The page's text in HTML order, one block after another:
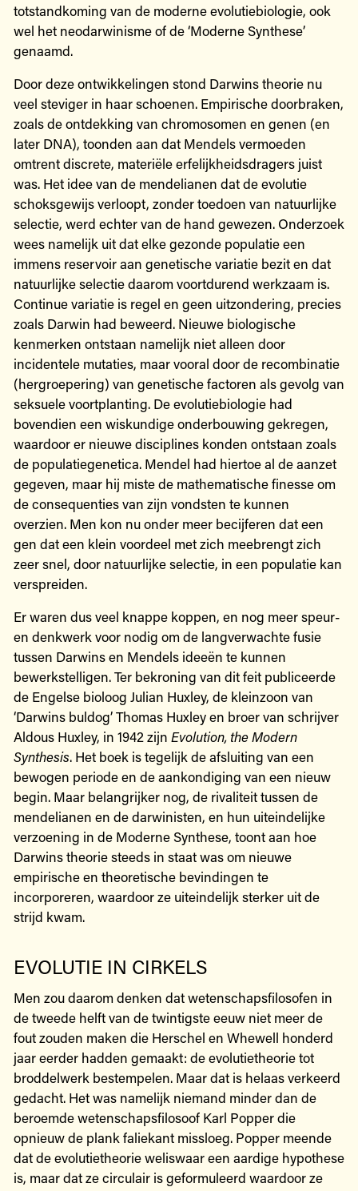
totstandkoming van de moderne evolutiebiologie, ook
wel het neodarwinisme of de ‘Moderne Synthese’
genaamd.
Door deze ontwikkelingen stond Darwins theorie nu
veel steviger in haar schoenen. Empirische doorbraken,
zoals de ontdekking van chromosomen en genen (en
later DNA), toonden aan dat Mendels vermoeden
omtrent discrete, materiële erfelijkheidsdragers juist
was. Het idee van de mendelianen dat de evolutie
schoksgewijs verloopt, zonder toedoen van natuurlijke
selectie, werd echter van de hand gewezen. Onderzoek
wees namelijk uit dat elke gezonde populatie een
immens reservoir aan genetische variatie bezit en dat
natuurlijke selectie daarom voortdurend werkzaam is.
Continue variatie is regel en geen uitzondering, precies
zoals Darwin had beweerd. Nieuwe biologische
kenmerken ontstaan namelijk niet alleen door
incidentele mutaties, maar vooral door de recombinatie
(hergroepering) van genetische factoren als gevolg van
seksuele voortplanting. De evolutiebiologie had
bovendien een wiskundige onderbouwing gekregen,
waardoor er nieuwe disciplines konden ontstaan zoals
de populatiegenetica. Mendel had hiertoe al de aanzet
gegeven, maar hij miste de mathematische finesse om
de consequenties van zijn vondsten te kunnen
overzien. Men kon nu onder meer becijferen dat een
gen dat een klein voordeel met zich meebrengt zich
zeer snel, door natuurlijke selectie, in een populatie kan
verspreiden.
Er waren dus veel knappe koppen, en nog meer speur-
en denkwerk voor nodig om de langverwachte fusie
tussen Darwins en Mendels ideeën te kunnen
bewerkstelligen. Ter bekroning van dit feit publiceerde
de Engelse bioloog Julian Huxley, de kleinzoon van
‘Darwins buldog’ Thomas Huxley en broer van schrijver
Aldous Huxley, in 1942 zijn Evolution, the Modern
Synthesis. Het boek is tegelijk de afsluiting van een
bewogen periode en de aankondiging van een nieuw
begin. Maar belangrijker nog, de rivaliteit tussen de
mendelianen en de darwinisten, en hun uiteindelijke
verzoening in de Moderne Synthese, toont aan hoe
Darwins theorie steeds in staat was om nieuwe
empirische en theoretische bevindingen te
incorporeren, waardoor ze uiteindelijk sterker uit de
strijd kwam.
EVOLUTIE IN CIRKELS
Men zou daarom denken dat wetenschapsfilosofen in
de tweede helft van de twintigste eeuw niet meer de
fout zouden maken die Herschel en Whewell honderd
jaar eerder hadden gemaakt: de evolutietheorie tot
broddelwerk bestempelen. Maar dat is helaas verkeerd
gedacht. Het was namelijk niemand minder dan de
beroemde wetenschapsfilosoof Karl Popper die
opnieuw de plank faliekant missloeg. Popper meende
dat de evolutietheorie weliswaar een aardige hypothese
is, maar dat ze circulair is geformuleerd waardoor ze